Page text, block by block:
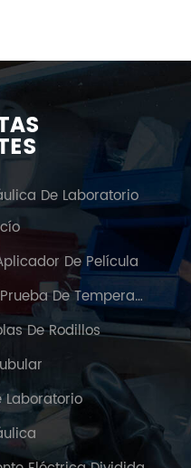
De Laboratorio
De Película
Cámara De Prueba De Temperatura Y Humedad
De Rodillos
Laboratorio